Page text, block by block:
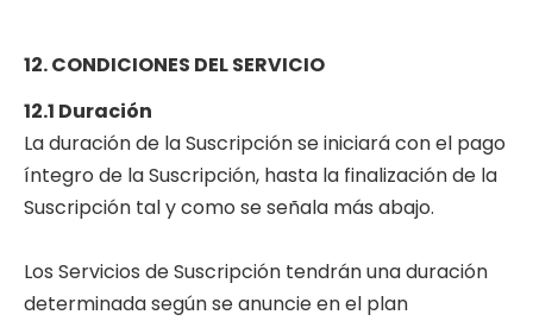
12. CONDICIONES DEL SERVICIO
12.1 Duración
La duración de la Suscripción se iniciará con el pago
íntegro de la Suscripción, hasta la finalización de la
Suscripción tal y como se señala más abajo.
Los Servicios de Suscripción tendrán una duración
determinada según se anuncie en el plan